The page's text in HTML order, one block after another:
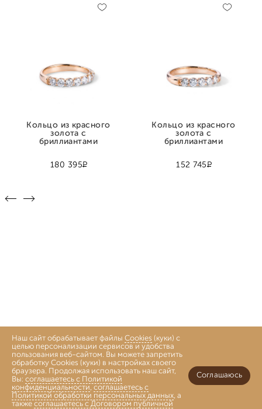
180 395Р
Кольцо из красного
золота с
бриллиантами
152 745Р
Кольцо из красного
золота с
бриллиантами
Наш сайт обрабатывает файлы Cookies (куки) с
целью персонализации сервисов и удобства
пользования веб-сайтом. Вы можете запретить
обработку Cookies (куки) в настройках своего
браузера. Продолжая использовать наш сайт,
Вы: соглашаетесь с Политикой
конфиденциальности, соглашаетесь с
Политикой обработки персональных данных, а
также соглашаетесь с Договором публичной
Соглашаюсь